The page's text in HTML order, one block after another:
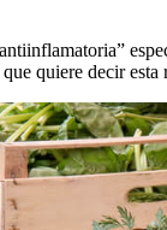
quiere decir